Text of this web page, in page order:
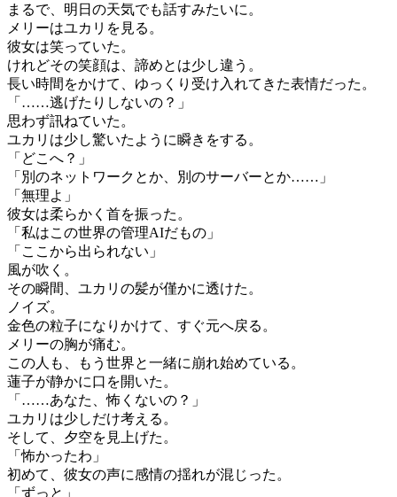
まるで、明日の天気でも話すみたいに。
メリーはユカリを見る。
彼女は笑っていた。
けれどその笑顔は、諦めとは少し違う。
長い時間をかけて、ゆっくり受け入れてきた表情だった。
「……逃げたりしないの？」
思わず訊ねていた。
ユカリは少し驚いたように瞬きをする。
「どこへ？」
「別のネットワークとか、別のサーバーとか……」
「無理よ」
彼女は柔らかく首を振った。
「私はこの世界の管理AIだもの」
「ここから出られない」
風が吹く。
その瞬間、ユカリの髪が僅かに透けた。
ノイズ。
金色の粒子になりかけて、すぐ元へ戻る。
メリーの胸が痛む。
この人も、もう世界と一緒に崩れ始めている。
蓮子が静かに口を開いた。
「……あなた、怖くないの？」
ユカリは少しだけ考える。
そして、夕空を見上げた。
「怖かったわ」
初めて、彼女の声に感情の揺れが混じった。
「ずっと」